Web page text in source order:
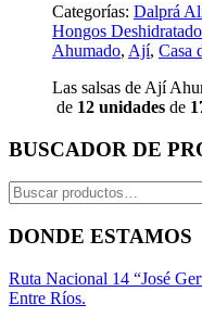
Categorías: Dalprá
Hongos
Ahumado, Ají, Casa
Las salsas de Ají
de 12 unidades de
BUSCADOR DE
Buscar
por:
DONDE ESTAMOS
Ruta Nacional 14 “José
Entre Ríos.